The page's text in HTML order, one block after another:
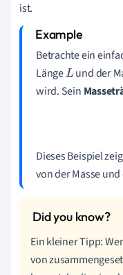
ist.
Betrachte ein
LängeLund der
wird. Sein
Dieses Beispiel
von der Masse
Ein kleiner Tipp:
von